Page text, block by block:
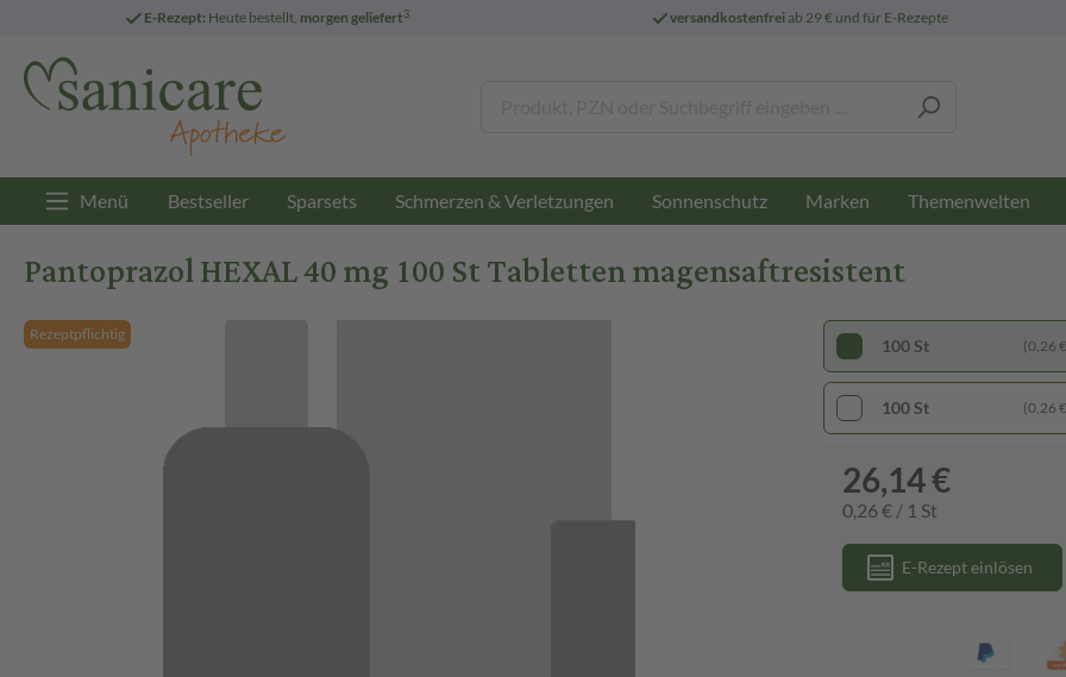
E-Rezept: Heute bestellt, morgen geliefert3 versandkostenfreiab 29 € und für E-Rezepte
Menü Bestseller Sparsets Schmerzen & Verletzungen Sonnenschutz Marken Themenwelten
Pantoprazol HEXAL 40 mg 100 St Tabletten magensaftresistent
Rezeptpflichtig
100 St (0,26
100 St (0,26
26,14 €
0,26 € / 1 St
E-Rezept einlösen